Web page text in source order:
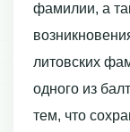
фамилии, а
литовских
одного из
тем, что